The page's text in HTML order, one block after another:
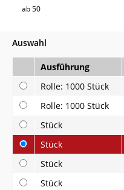
ab50
Auswahl
Ausführung
Rolle: 1000 Stück
Rolle: 1000 Stück
Stück
Stück
Stück
Stück